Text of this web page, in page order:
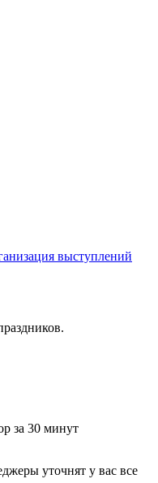
выступлений
за 30 минут
уточнят у вас все